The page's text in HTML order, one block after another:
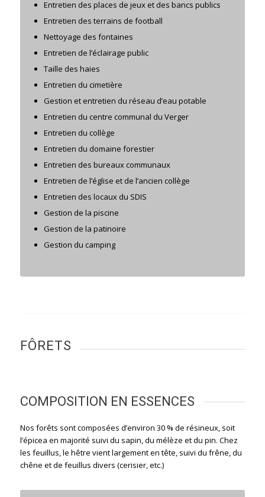
Entretien des places de jeux et des bancs publics
Entretien des terrains de football
Nettoyage des fontaines
Entretien de l’éclairage public
Taille des haies
Entretien du cimetière
Gestion et entretien du réseau d’eau potable
Entretien du centre communal du Verger
Entretien du collège
Entretien du domaine forestier
Entretien des bureaux communaux
Entretien de l’église et de l’ancien collège
Entretien des locaux du SDIS
Gestion de la piscine
Gestion de la patinoire
Gestion du camping
FÔRETS
COMPOSITION EN ESSENCES
Nos forêts sont composées d’environ 30 % de résineux, soit
l’épicea en majorité suivi du sapin, du mélèze et du pin. Chez
les feuillus, le hêtre vient largement en tête, suivi du frêne, du
chêne et de feuillus divers (cerisier, etc.)